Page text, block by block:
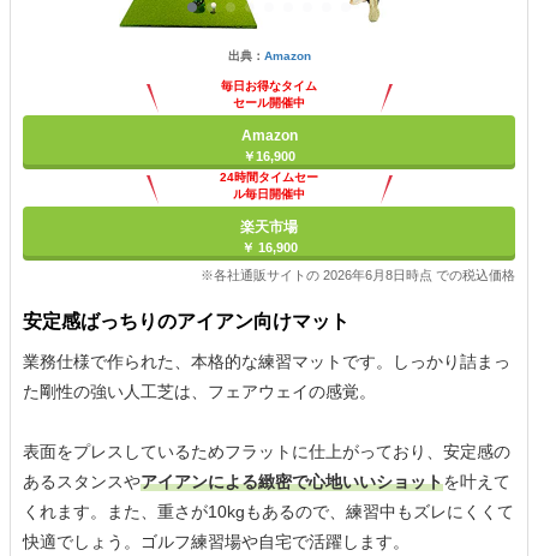
出典： Amazon
毎日お得なタイム
セール開催中
Amazon
￥16,900
24時間タイムセー
ル毎日開催中
楽天市場
￥ 16,900
※各社通販サイトの 2026年6月8日時点 での税込価格
安定感ばっちりのアイアン向けマット
業務仕様で作られた、本格的な練習マットです。しっかり詰まっ
た剛性の強い人工芝は、フェアウェイの感覚。
表面をプレスしているためフラットに仕上がっており、安定感の
あるスタンスやアイアンによる緻密で心地いいショットを叶えて
くれます。また、重さが10kgもあるので、練習中もズレにくくて
快適でしょう。ゴルフ練習場や自宅で活躍します。